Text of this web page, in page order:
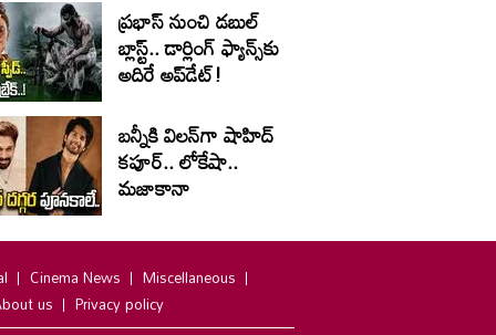
ప్రభాస్ నుంచి డబుల్
బ్లాస్ట్.. డార్లింగ్ ఫ్యాన్స్‌కు
అదిరే అప్‌డేట్!
బన్నీకి విలన్‌గా షాహిద్
కపూర్.. లోకేషా..
మజాకానా
Cinema News
Miscellaneous
us Privacy policy